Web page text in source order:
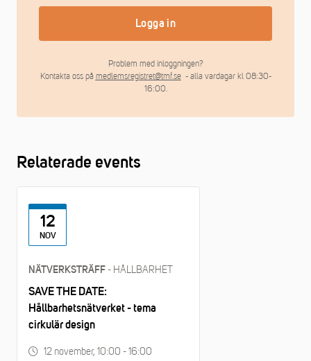
Logga in
Problem med inloggningen?
Kontakta oss på medlemsregistret@tmf.se- alla vardagar kl 08:30-
16:00.
Relaterade events
12
NOV
NÄTVERKSTRÄFF - HÅLLBARHET
SAVE THE DATE:
Hållbarhetsnätverket - tema
cirkulär design
12 november, 10:00 - 16:00